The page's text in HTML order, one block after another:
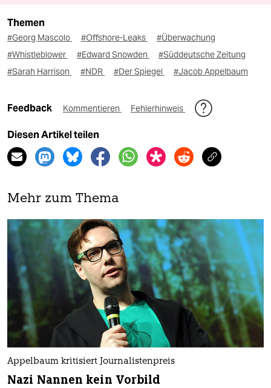
Themen
#Georg Mascolo #Offshore-Leaks
#Überwachung
#Whistleblower
#Edward Snowden
#Süddeutsche Zeitung
#Sarah Harrison
#NDR #Der Spiegel #Jacob Appelbaum
Feedback Kommentieren Fehlerhinweis
Diesen Artikel teilen
Mehr zum Thema
Appelbaum kritisiert Journalistenpreis
Nazi Nannen kein Vorbild